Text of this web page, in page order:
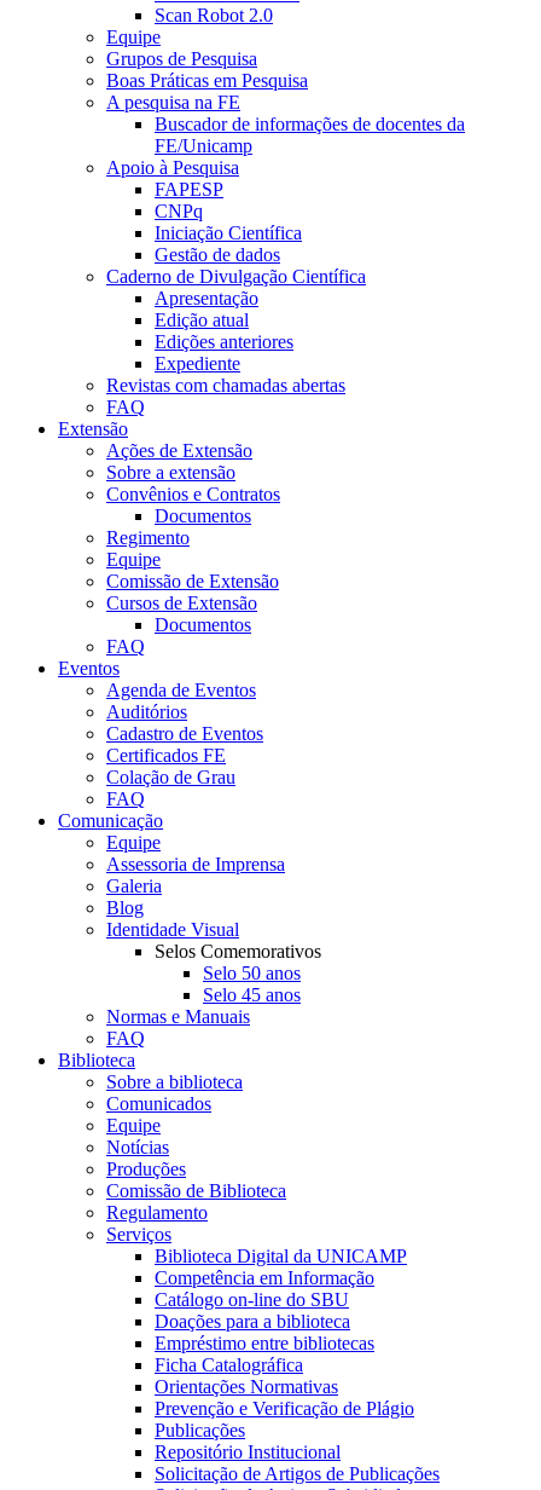
Scan Robot 2.0
Equipe
Grupos de Pesquisa
Boas Práticas em Pesquisa
A pesquisa na FE
Buscador de informações de docentes da
FE/Unicamp
Apoio à Pesquisa
FAPESP
CNPq
Iniciação Científica
Gestão de dados
Caderno de Divulgação Científica
Apresentação
Edição atual
Edições anteriores
Expediente
Revistas com chamadas abertas
FAQ
Extensão
Ações de Extensão
Sobre a extensão
Convênios e Contratos
Documentos
Regimento
Equipe
Comissão de Extensão
Cursos de Extensão
Documentos
FAQ
Eventos
Agenda de Eventos
Auditórios
Cadastro de Eventos
Certificados FE
Colação de Grau
FAQ
Comunicação
Equipe
Assessoria de Imprensa
Galeria
Blog
Identidade Visual
Selos Comemorativos
Selo 50 anos
Selo 45 anos
Normas e Manuais
FAQ
Biblioteca
Sobre a biblioteca
Comunicados
Equipe
Notícias
Produções
Comissão de Biblioteca
Regulamento
Serviços
Biblioteca Digital da UNICAMP
Competência em Informação
Catálogo on-line do SBU
Doações para a biblioteca
Empréstimo entre bibliotecas
Ficha Catalográfica
Orientações Normativas
Prevenção e Verificação de Plágio
Publicações
Repositório Institucional
Solicitação de Artigos de Publicações